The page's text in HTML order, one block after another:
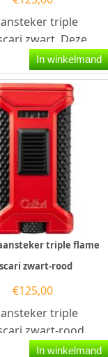
triple
zwart. Deze
heeft een
Triple-Jet...
In winkelmand
triple flame
zwart-rood
€125,00
triple
zwart-rood.
aansteker heeft
In winkelmand